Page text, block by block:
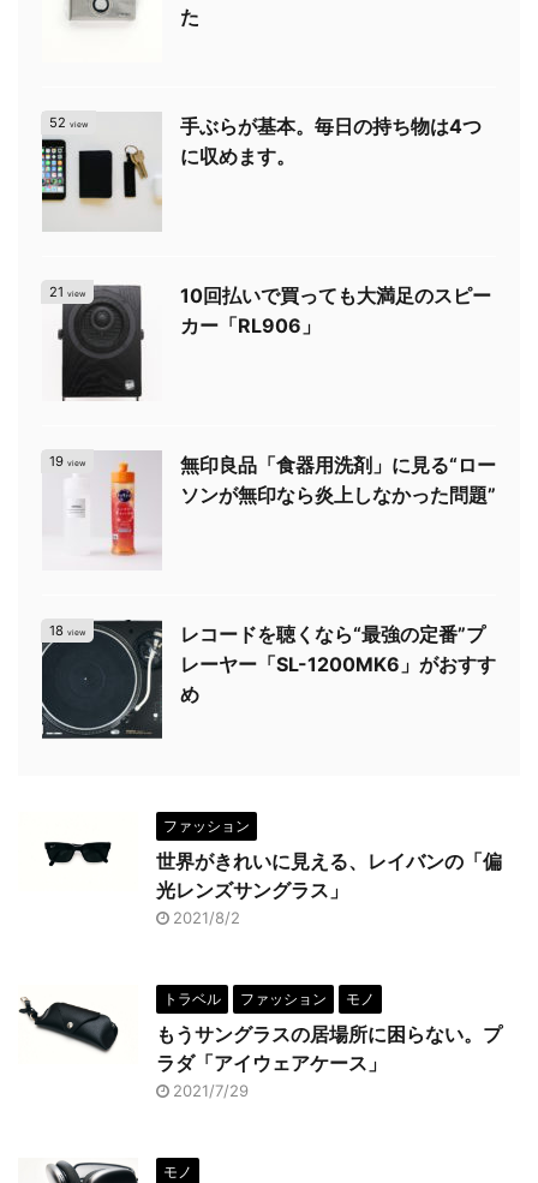
た
52 view
手ぶらが基本。毎日の持ち物は4つ
に収めます。
21 view
10回払いで買っても大満足のスピー
カー「RL906」
19 view
無印良品「食器用洗剤」に見る“ロー
ソンが無印なら炎上しなかった問題”
18 view
レコードを聴くなら“最強の定番”プ
レーヤー「SL-1200MK6」がおすす
め
ファッション
世界がきれいに見える、レイバンの「偏
光レンズサングラス」
2021/8/2
トラベル ファッション モノ
もうサングラスの居場所に困らない。プ
ラダ「アイウェアケース」
2021/7/29
モノ